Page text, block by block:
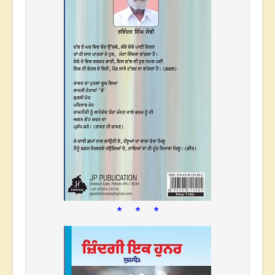
* * *